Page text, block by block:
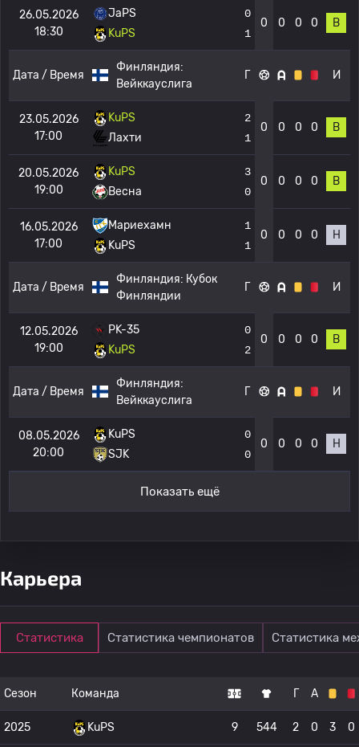
26.05.2026
18:30
JaPS
KuPS
0
1
0 0 0 0 В
Дата / Время
Финляндия:
Вейккауслига
Г И
23.05.2026
17:00
KuPS
Лахти
2
1
0 0 0 0 В
20.05.2026
19:00
KuPS
Весна
3
0
0 0 0 0 В
16.05.2026
17:00
Мариехамн
KuPS
1
1
0 0 0 0 Н
Дата / Время
Финляндия: Кубок
Финляндии
Г И
12.05.2026
19:00
PK-35
KuPS
0
2
0 0 0 0 В
Дата / Время
Финляндия:
Вейккауслига
Г И
08.05.2026
20:00
KuPS
SJK
0
0
0 0 0 0 Н
Показать ещё
Карьера
Статистика Статистика чемпионатов Статистика
Сезон Команда Г А
2025 KuPS 9 544 2 0 3 0